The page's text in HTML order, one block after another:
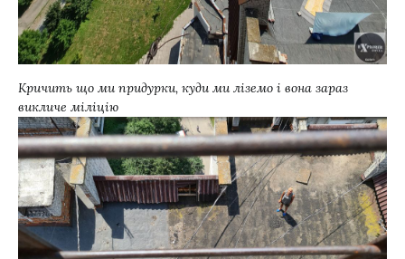
Кричить що ми придурки, куди ми ліземо і вона зараз
викличе міліцію